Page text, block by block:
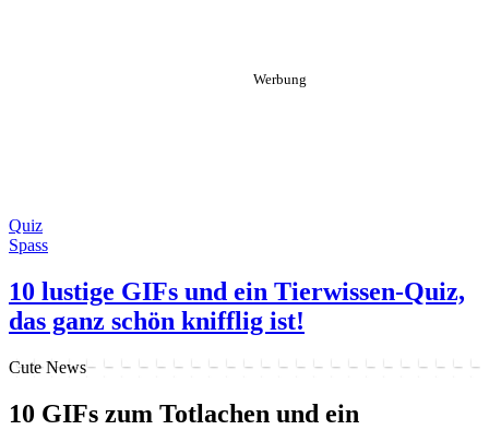
Quiz
Spass
10 lustige GIFs und ein Tierwissen-Quiz,
das ganz schön knifflig ist!
Cute News
10 GIFs zum Totlachen und ein